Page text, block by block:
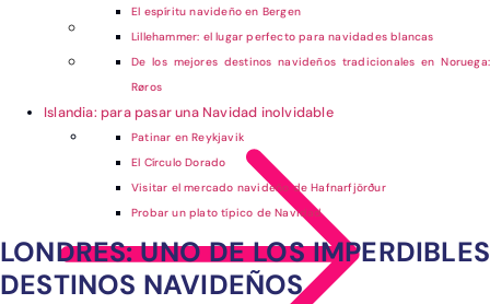
El espíritu navideño en Bergen
Lillehammer: el lugar perfecto para navidades blancas
De los mejores destinos navideños tradicionales en Noruega:
Røros
Islandia: para pasar una Navidad inolvidable
Patinar en Reykjavik
El Círculo Dorado
Visitar el mercado navideño de Hafnarfjörður
Probar un plato típico de Navidad
LONDRES: UNO DE LOS IMPERDIBLES
DESTINOS NAVIDEÑOS